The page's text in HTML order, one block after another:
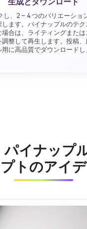
し、2 ~ 4 つのバリエーショ
ます。パイナップルのテ
合は、ライティングまた
調整して再生します。投稿
用に高品質でダウンロードし
イナップ
トのアイ